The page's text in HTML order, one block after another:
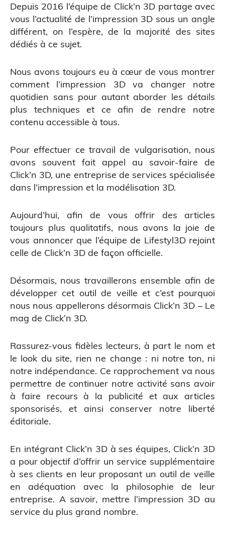
CAO
Scanner 3D
ATELIERS & ÉVÈNEMENTS
Figurine bobble head
Atelier découverte
Depuis 2016 l’équipe de Click’n 3D partage avec
vous l’actualité de l’impression 3D sous un angle
différent, on l’espère, de la majorité des sites
dédiés à ce sujet.
Nous avons toujours eu à cœur de vous montrer
comment l’impression 3D va changer notre
quotidien sans pour autant aborder les détails
plus techniques et ce afin de rendre notre
contenu accessible à tous.
Pour effectuer ce travail de vulgarisation, nous
avons souvent fait appel au savoir-faire de
Click’n 3D, une entreprise de services spécialisée
dans l’impression et la modélisation 3D.
Aujourd’hui, afin de vous offrir des articles
toujours plus qualitatifs, nous avons la joie de
vous annoncer que l’équipe de Lifestyl3D rejoint
celle de Click’n 3D de façon officielle.
Désormais, nous travaillerons ensemble afin de
développer cet outil de veille et c’est pourquoi
nous nous appellerons désormais Click’n 3D – Le
mag de Click’n 3D.
Rassurez-vous fidèles lecteurs, à part le nom et
le look du site, rien ne change : ni notre ton, ni
notre indépendance. Ce rapprochement va nous
permettre de continuer notre activité sans avoir
à faire recours à la publicité et aux articles
sponsorisés, et ainsi conserver notre liberté
éditoriale.
En intégrant Click’n 3D à ses équipes, Click’n 3D
a pour objectif d’offrir un service supplémentaire
à ses clients en leur proposant un outil de veille
en adéquation avec la philosophie de leur
entreprise. A savoir, mettre l’impression 3D au
service du plus grand nombre.